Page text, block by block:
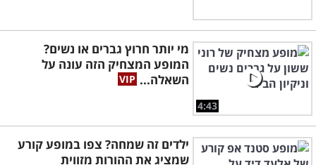
4:43
מי יותר חרוץ גברים או נשים?
המופע המצחיק הזה עונה על
השאלה...
ילדים זה שמחה? צפו במופע קורע
שמציג את ההורות מזווית